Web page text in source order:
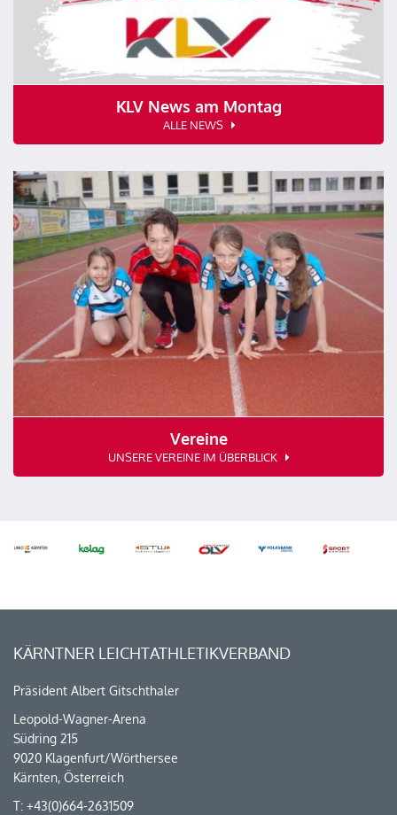
KLV News am Montag
ALLE NEWS
Vereine
UNSERE VEREINE IM ÜBERBLICK
KÄRNTNER LEICHTATHLETIKVERBAND
Präsident Albert Gitschthaler
Leopold-Wagner-Arena
Südring 215
9020 Klagenfurt/Wörthersee
Kärnten, Österreich
T: +43(0)664-2631509